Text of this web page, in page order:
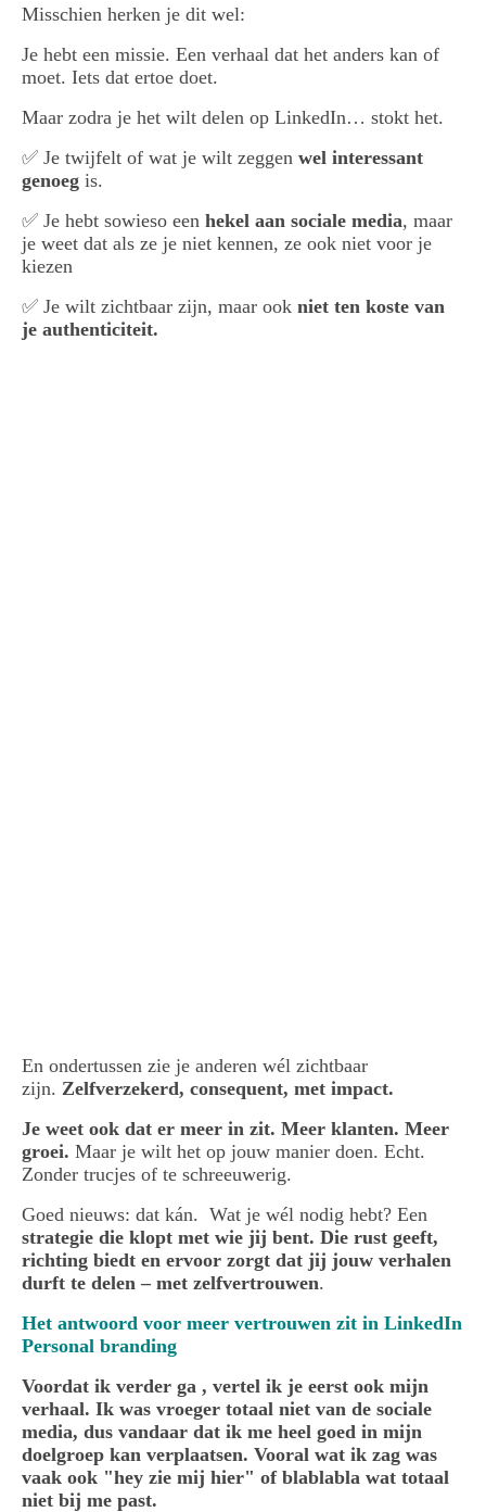
Misschien herken je dit wel:
Je hebt een missie. Een verhaal dat het anders kan of
moet. Iets dat ertoe doet.
Maar zodra je het wilt delen op LinkedIn… stokt het.
✅ Je twijfelt of wat je wilt zeggen wel interessant
genoeg is.
✅ Je hebt sowieso een hekel aan sociale media, maar
je weet dat als ze je niet kennen, ze ook niet voor je
kiezen
✅ Je wilt zichtbaar zijn, maar ook niet ten koste van
je authenticiteit.
En ondertussen zie je anderen wél zichtbaar
zijn. Zelfverzekerd, consequent, met impact.
Je weet ook dat er meer in zit. Meer klanten. Meer
groei. Maar je wilt het op jouw manier doen. Echt.
Zonder trucjes of te schreeuwerig.
Goed nieuws: dat kán. Wat je wél nodig hebt? Een
strategie die klopt met wie jij bent. Die rust geeft,
richting biedt en ervoor zorgt dat jij jouw verhalen
durft te delen – met zelfvertrouwen.
Het antwoord voor meer vertrouwen zit in LinkedIn
Personal branding
Voordat ik verder ga , vertel ik je eerst ook mijn
verhaal. Ik was vroeger totaal niet van de sociale
media, dus vandaar dat ik me heel goed in mijn
doelgroep kan verplaatsen. Vooral wat ik zag was
vaak ook "hey zie mij hier" of blablabla wat totaal
niet bij me past.